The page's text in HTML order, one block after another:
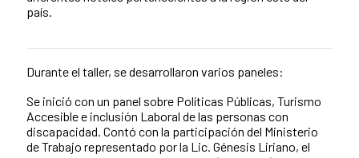
país.
News content
Durante el taller, se desarrollaron varios paneles:
Se inició con un panel sobre Políticas Públicas, Turismo
Accesible e inclusión Laboral de las personas con
discapacidad. Contó con la participación del Ministerio
de Trabajo representado por la Lic. Génesis Liriano, el